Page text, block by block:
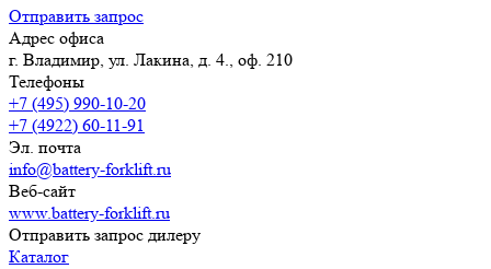
Отправить запрос
Адрес офиса
г. Владимир, ул. Лакина, д. 4., оф. 210
Телефоны
+7 (495) 990-10-20
+7 (4922) 60-11-91
Эл. почта
info@battery-forklift.ru
Веб-сайт
www.battery-forklift.ru
Отправить запрос дилеру
Каталог